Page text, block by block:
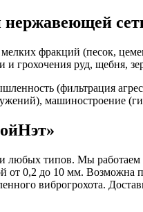
нержавеющей
фракций (песок,
грохочения руд, щебня,
(фильтрация
машиностроение
любых типов. Мы
0,2 до 10 мм.
виброгрохота.